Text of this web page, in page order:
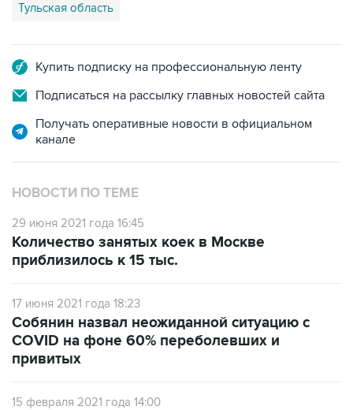
Тульская область
Купить подписку на профессиональную ленту
Подписаться на рассылку главных новостей сайта
Получать оперативные новости в официальном
канале
НОВОСТИ ПО ТЕМЕ
29 июня 2021 года 16:45
Количество занятых коек в Москве
приблизилось к 15 тыс.
17 июня 2021 года 18:23
Собянин назвал неожиданной ситуацию с
COVID на фоне 60% переболевших и
привитых
15 февраля 2021 года 14:00